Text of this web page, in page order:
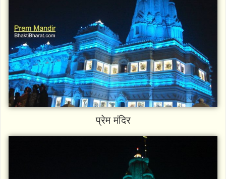
प्रेम मंदिर